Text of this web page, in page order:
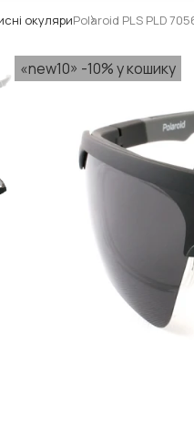
окуляриPolaroid PLS PLD
«new10» -10% у кошику